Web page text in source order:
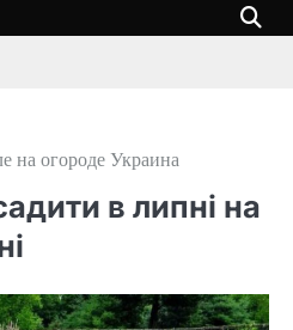
на огороде Украина
в липні на